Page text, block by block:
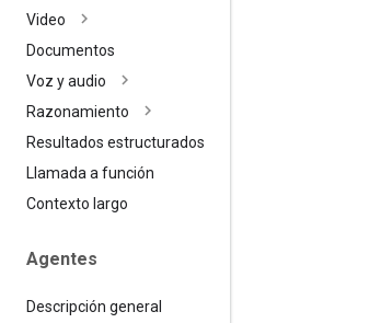
Video
Documentos
Voz y audio
Razonamiento
Resultados estructurados
Llamada a función
Contexto largo
Agentes
Descripción general